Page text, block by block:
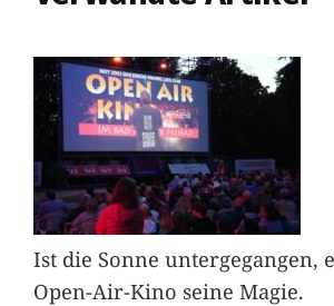
Ist die Sonne untergegangen,
Open-Air-Kino seine Magie.